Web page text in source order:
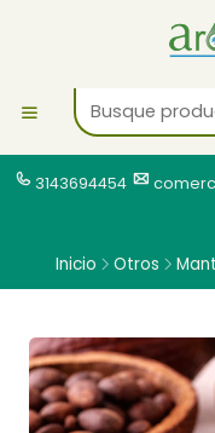
3143694454
Inicio Otros